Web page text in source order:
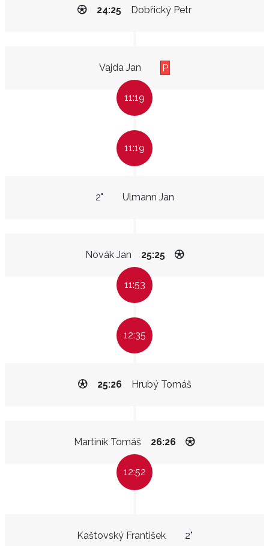
Dobřický Petr
24:25
Vajda Jan P
11:19
11:19
Ulmann Jan
2"
Novák Jan 25:25
11:53
12:35
Hrubý Tomáš
25:26
Martiník Tomáš 26:26
12:52
Kaštovský František 2"